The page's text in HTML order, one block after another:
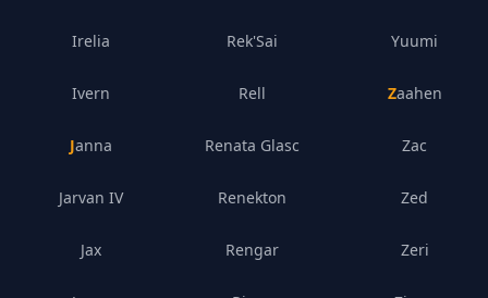
Irelia
Ivern
Janna
Jarvan IV
Jax
Rek'Sai
Rell
Renata Glasc
Renekton
Rengar
Yuumi
Zaahen
Zac
Zed
Zeri